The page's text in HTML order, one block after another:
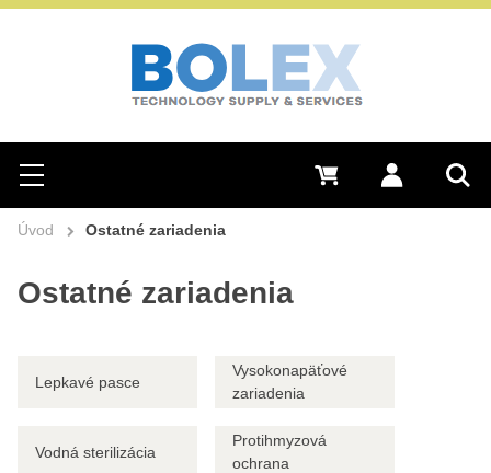
Hľadať
Menu Prihlásiť sa
0 €
Úvod Ostatné zariadenia
Ostatné zariadenia
Lepkavé pasce
Vysokonapäťové
zariadenia
Vodná sterilizácia
Protihmyzová
ochrana